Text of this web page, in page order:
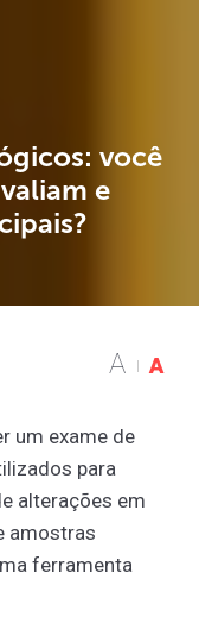
você
e
A A
um exame de
para
alterações em
amostras
ferramenta